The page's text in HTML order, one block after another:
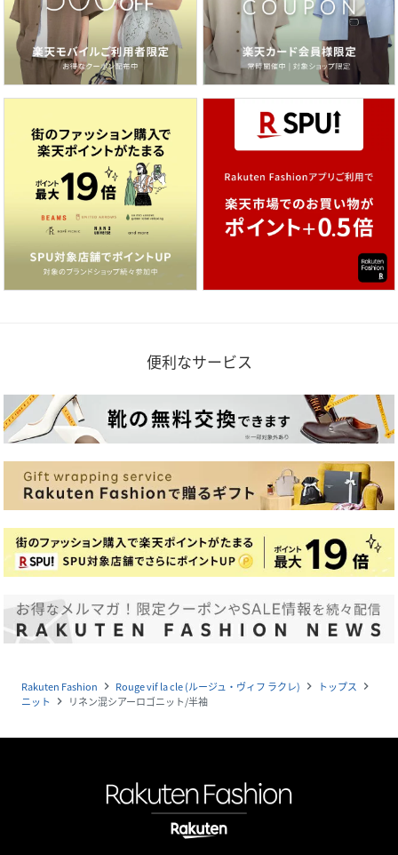
便利なサービス
Rakuten Fashion navigate_next Rouge vif la cle (ルージュ・ヴィフ ラクレ) navigate_next トップス navigate_next
ニット navigate_next リネン混シアーロゴニット/半袖